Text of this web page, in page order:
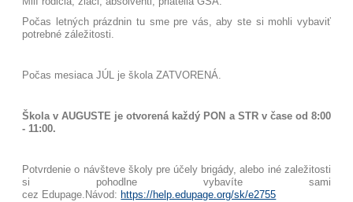
Počas letných prázdnin tu sme pre vás, aby ste si mohli vybaviť
potrebné záležitosti.
Počas mesiaca JÚL je škola ZATVORENÁ.
Škola v AUGUSTE je otvorená každý PON a STR v čase od 8:00
- 11:00.
Potvrdenie o návšteve školy pre účely brigády, alebo iné zaležitosti
si pohodlne vybavíte sami
cez Edupage. Návod: https://help.edupage.org/sk/e2755